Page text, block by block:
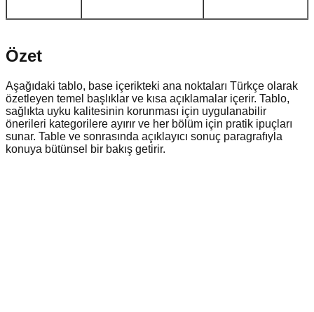
Özet
Aşağıdaki tablo, base içerikteki ana noktaları Türkçe olarak
özetleyen temel başlıklar ve kısa açıklamalar içerir. Tablo,
sağlıkta uyku kalitesinin korunması için uygulanabilir
önerileri kategorilere ayırır ve her bölüm için pratik ipuçları
sunar. Table ve sonrasında açıklayıcı sonuç paragrafıyla
konuya bütünsel bir bakış getirir.